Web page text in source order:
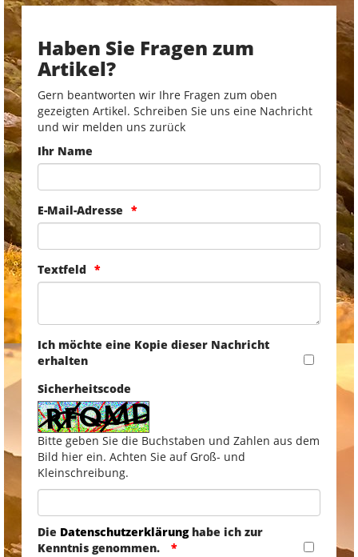
Haben Sie Fragen zum
Artikel?
Gern beantworten wir Ihre Fragen zum oben
gezeigten Artikel. Schreiben Sie uns eine Nachricht
und wir melden uns zurück
Ihr Name
E-Mail-Adresse
Textfeld
Ich möchte eine Kopie dieser Nachricht
erhalten
Sicherheitscode
Bitte geben Sie die Buchstaben und Zahlen aus dem
Bild hier ein. Achten Sie auf Groß- und
Kleinschreibung.
Die Datenschutzerklärunghabe ich zur
Kenntnis genommen.